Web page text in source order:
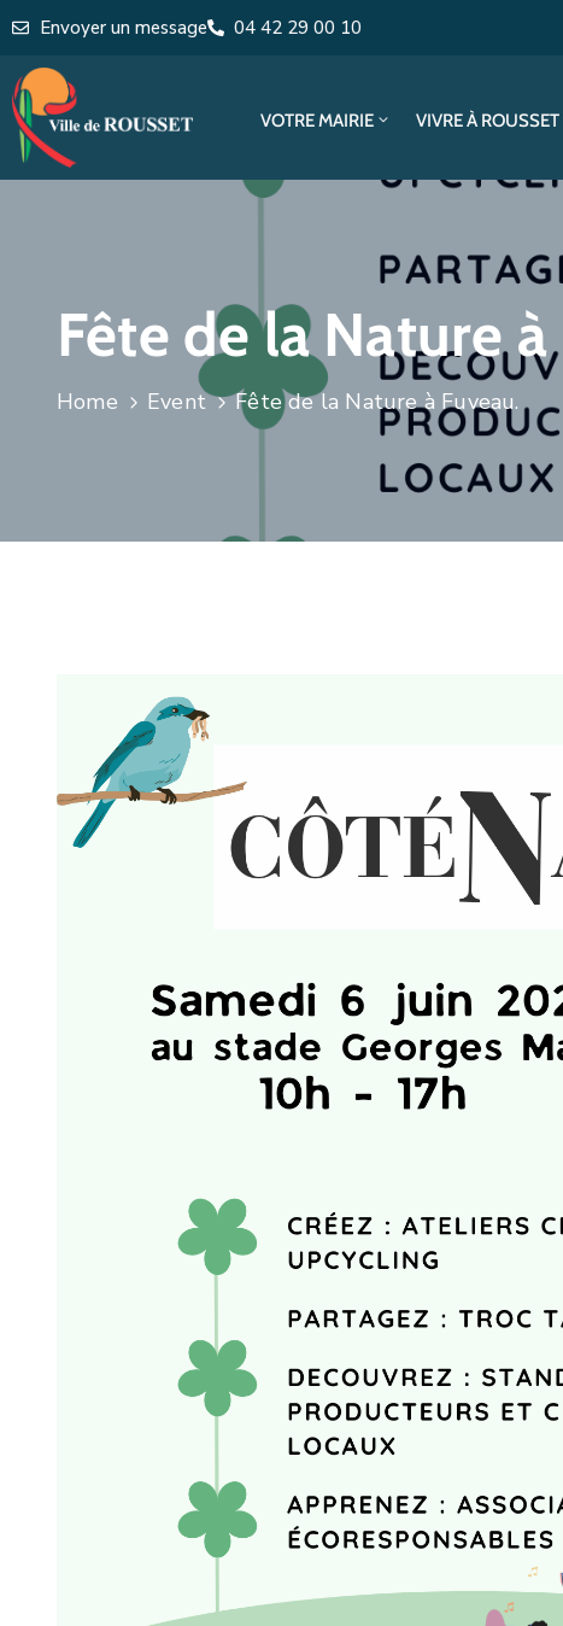
Envoyer un message 04 42 29 00 10
VOTRE MAIRIE VIVRE À ROUSSET
Fête de la Nature
Home Event Fête de la Nature à Fuveau.